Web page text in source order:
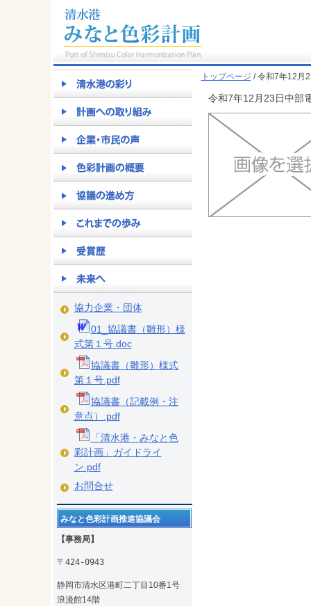
協力企業・団体
01_協議書（雛形）様
式第１号.doc
協議書（雛形）様式
第１号.pdf
協議書（記載例・注
意点）.pdf
「清水港・みなと色
彩計画」ガイドライ
ン.pdf
お問合せ
みなと色彩計画推進協議会
【事務局】
〒424-0943
静岡市清水区港町二丁目10番1号
浪漫館14階
トップページ / 令和7年12月
令和7年12月23日中部